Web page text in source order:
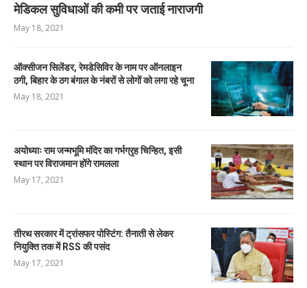
मेडिकल सुविधाओं की कमी पर जताई नाराजगी
May 18, 2021
ऑक्सीजन सिलेंडर, रेमडेसिविर के नाम पर ऑनलाइन
ठगी, बिहार के ठग बंगाल के नंबरों से लोगों को लगा रहे चूना
May 18, 2021
अयोध्याः राम जन्मभूमि मंदिर का गर्भग्रृह चिन्हित, इसी
स्थान पर विराजमान होंगे रामलला
May 17, 2021
तीरथ सरकार में ट्रांसफर पोस्टिंग: तैनाती से लेकर
नियुक्ति तक में RSS की पसंद
May 17, 2021